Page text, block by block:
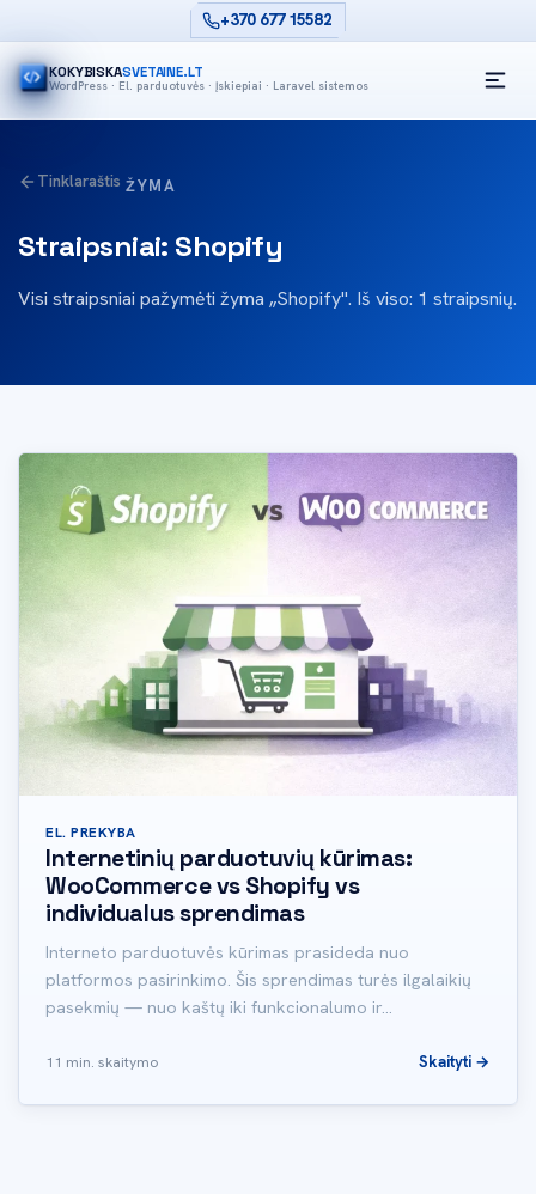
+370 677 15582
KOKYBISKASVETAINE.LT
WordPress · El. parduotuvės · Įskiepiai · Laravel sistemos
Tinklaraštis ŽYMA
Straipsniai: Shopify
Visi straipsniai pažymėti žyma „Shopify". Iš viso: 1 straipsnių.
EL. PREKYBA
Internetinių parduotuvių kūrimas:
WooCommerce vs Shopify vs
individualus sprendimas
Interneto parduotuvės kūrimas prasideda nuo
platformos pasirinkimo. Šis sprendimas turės ilgalaikių
pasekmių — nuo kaštų iki funkcionalumo ir…
11 min. skaitymo Skaityti →